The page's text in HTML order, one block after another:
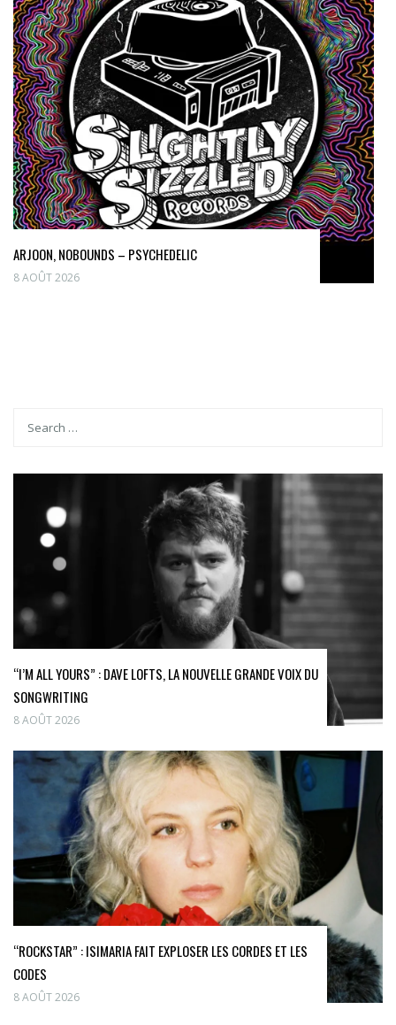
ARJOON, NOBOUNDS – PSYCHEDELIC
8 AOÛT 2026
“I’M ALL YOURS” : DAVE LOFTS, LA NOUVELLE GRANDE VOIX DU
SONGWRITING
8 AOÛT 2026
“ROCKSTAR” : ISIMARIA FAIT EXPLOSER LES CORDES ET LES
CODES
8 AOÛT 2026